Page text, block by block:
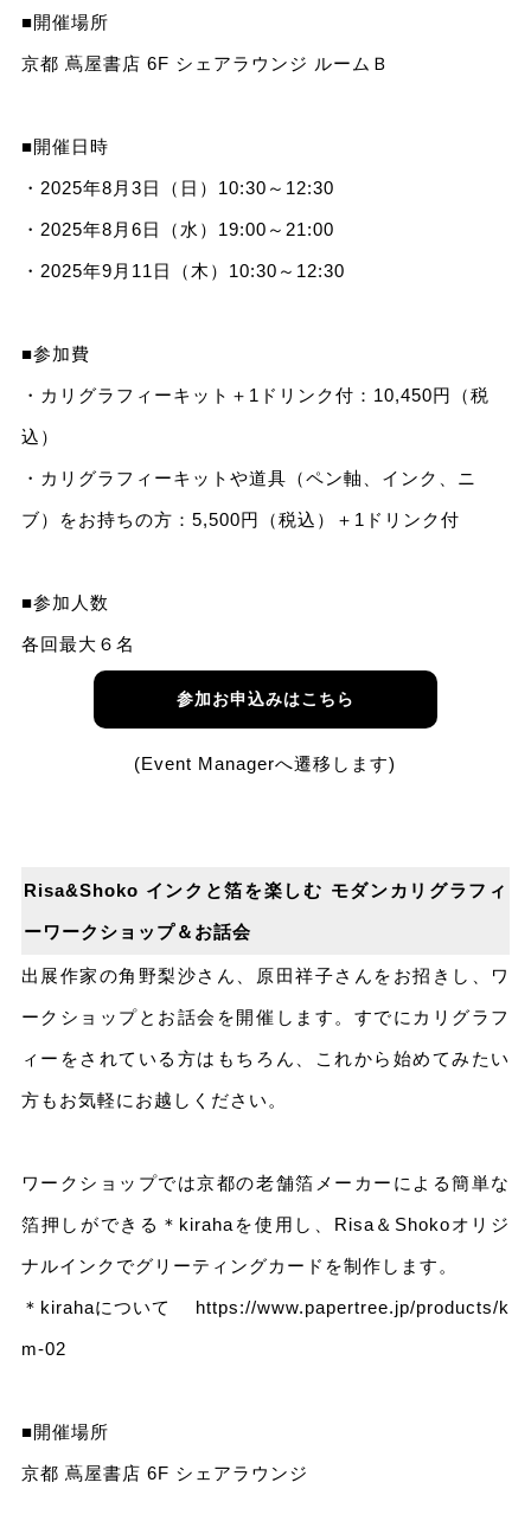
■開催場所
京都 蔦屋書店 6F シェアラウンジ ルームＢ
■開催日時
・2025年8月3日（日）10:30～12:30
・2025年8月6日（水）19:00～21:00
・2025年9月11日（木）10:30～12:30
■参加費
・カリグラフィーキット＋1ドリンク付：10,450円（税
込）
・カリグラフィーキットや道具（ペン軸、インク、ニ
ブ）をお持ちの方：5,500円（税込）＋1ドリンク付
■参加人数
各回最大６名
参加お申込みはこちら
(Event Managerへ遷移します)
Risa&Shoko インクと箔を楽しむ モダンカリグラフィ
ーワークショップ＆お話会
出展作家の角野梨沙さん、原田祥子さんをお招きし、ワ
ークショップとお話会を開催します。すでにカリグラフ
ィーをされている方はもちろん、これから始めてみたい
方もお気軽にお越しください。
ワークショップでは京都の老舗箔メーカーによる簡単な
箔押しができる＊kirahaを使用し、Risa＆Shokoオリジ
ナルインクでグリーティングカードを制作します。
＊kirahaについて https://www.papertree.jp/products/k
m-02
■開催場所
京都 蔦屋書店 6F シェアラウンジ